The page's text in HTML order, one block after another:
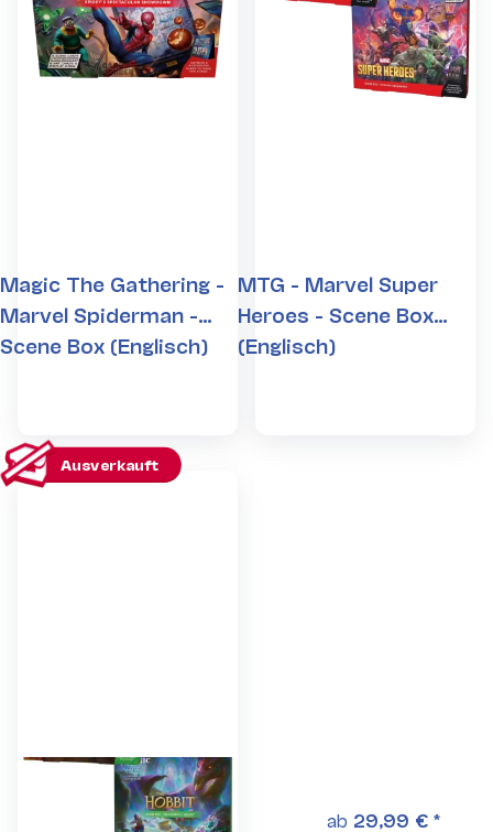
Magic The Gathering -
Marvel Spiderman -
Scene Box (Englisch)
34,99 €*
MTG - Marvel Super
Heroes - Scene Box
(Englisch)
Ausverkauft
ab 29,99 € *